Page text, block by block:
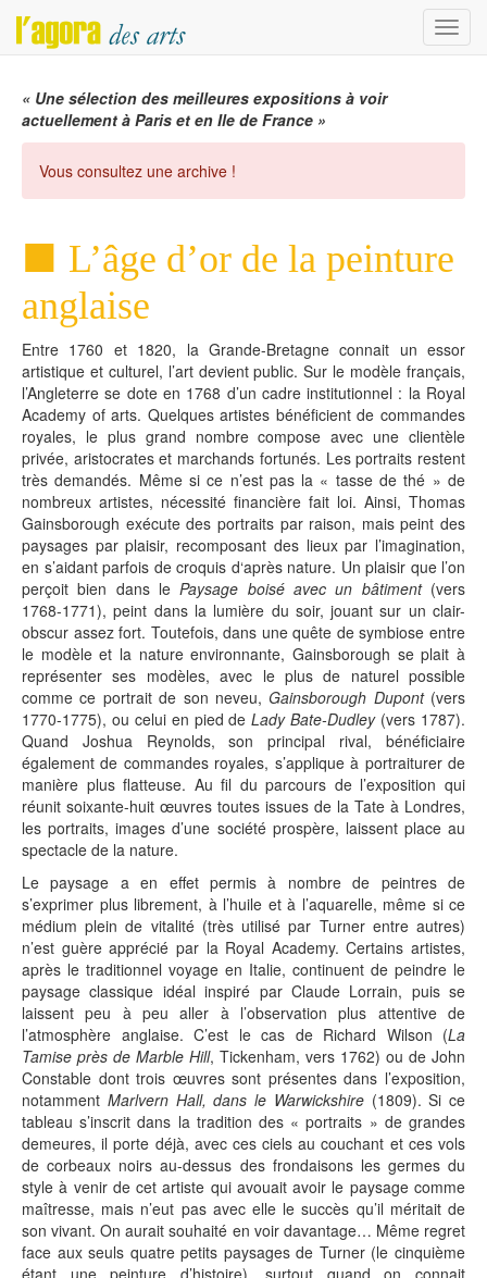
Menu
« Une sélection des meilleures expositions à voir
actuellement à Paris et en Ile de France »
Vous consultez une archive !
L’âge d’or de la peinture
anglaise
Entre 1760 et 1820, la Grande-Bretagne connait un essor
artistique et culturel, l’art devient public. Sur le modèle français,
l’Angleterre se dote en 1768 d’un cadre institutionnel : la Royal
Academy of arts. Quelques artistes bénéficient de commandes
royales, le plus grand nombre compose avec une clientèle
privée, aristocrates et marchands fortunés. Les portraits restent
très demandés. Même si ce n’est pas la « tasse de thé » de
nombreux artistes, nécessité financière fait loi. Ainsi, Thomas
Gainsborough exécute des portraits par raison, mais peint des
paysages par plaisir, recomposant des lieux par l’imagination,
en s’aidant parfois de croquis d‘après nature. Un plaisir que l’on
perçoit bien dans lePaysage boisé avec un bâtiment(vers
1768-1771), peint dans la lumière du soir, jouant sur un clair-
obscur assez fort. Toutefois, dans une quête de symbiose entre
le modèle et la nature environnante, Gainsborough se plait à
représenter ses modèles, avec le plus de naturel possible
comme ce portrait de son neveu,Gainsborough Dupont(vers
1770-1775), ou celui en pied deLady Bate-Dudley(vers 1787).
Quand Joshua Reynolds, son principal rival, bénéficiaire
également de commandes royales, s’applique à portraiturer de
manière plus flatteuse. Au fil du parcours de l’exposition qui
réunit soixante-huit œuvres toutes issues de la Tate à Londres,
les portraits, images d’une société prospère, laissent place au
spectacle de la nature.
Le paysage a en effet permis à nombre de peintres de
s’exprimer plus librement, à l’huile et à l’aquarelle, même si ce
médium plein de vitalité (très utilisé par Turner entre autres)
n’est guère apprécié par la Royal Academy. Certains artistes,
après le traditionnel voyage en Italie, continuent de peindre le
paysage classique idéal inspiré par Claude Lorrain, puis se
laissent peu à peu aller à l’observation plus attentive de
l’atmosphère anglaise. C’est le cas de Richard Wilson (La
Tamise près de Marble Hill, Tickenham, vers 1762) ou de John
Constable dont trois œuvres sont présentes dans l’exposition,
notamment Marlvern Hall, dans le Warwickshire(1809). Si ce
tableau s’inscrit dans la tradition des « portraits » de grandes
demeures, il porte déjà, avec ces ciels au couchant et ces vols
de corbeaux noirs au-dessus des frondaisons les germes du
style à venir de cet artiste qui avouait avoir le paysage comme
maîtresse, mais n’eut pas avec elle le succès qu’il méritait de
son vivant. On aurait souhaité en voir davantage… Même regret
face aux seuls quatre petits paysages de Turner (le cinquième
étant une peinture d’histoire), surtout quand on connait